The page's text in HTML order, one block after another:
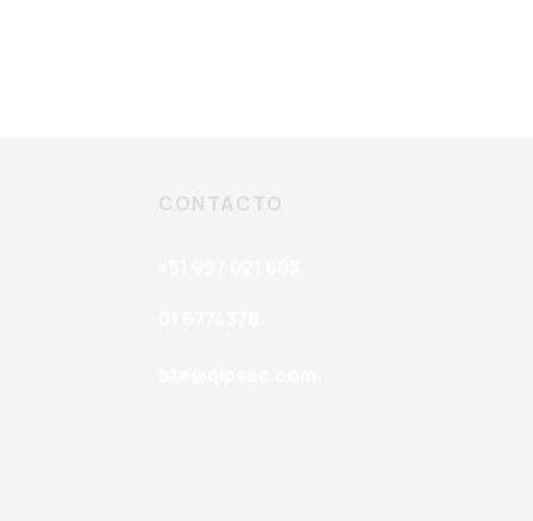
CONTACTO